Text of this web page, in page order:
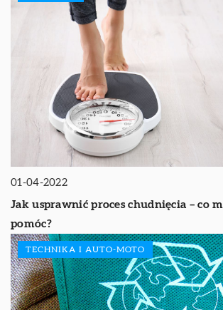
01-04-2022
Jak usprawnić proces chudnięcia – co
pomóc?
TECHNIKA I AUTO-MOTO